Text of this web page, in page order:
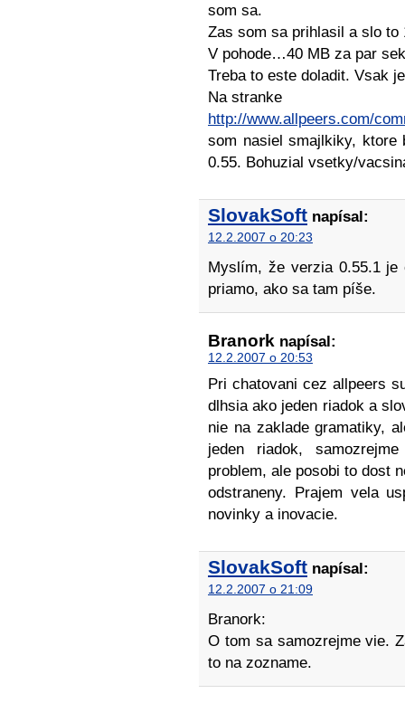
som sa.
Zas som sa prihlasil a slo to
V pohode…40 MB za par
Treba to este doladit. Vsak
Na stranke
http://www.allpeers.com/
som nasiel smajlkiky, ktore
0.55. Bohuzial vsetky/
SlovakSoft napísal:
12.2.2007 o 20:23
Myslím, že verzia 0.55.1 je
priamo, ako sa tam píše.
Branork napísal:
12.2.2007 o 20:53
Pri chatovani cez allpeers
dlhsia ako jeden riadok a
nie na zaklade gramatiky,
jeden riadok,
problem, ale posobi to dost
odstraneny. Prajem vela
novinky a inovacie.
SlovakSoft napísal:
12.2.2007 o 21:09
Branork:
O tom sa samozrejme vie.
to na zozname.